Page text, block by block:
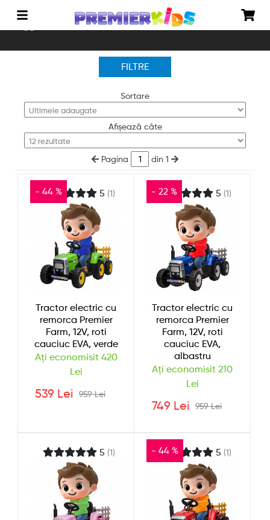
Vehicule electrice Tractoare electrice
FILTRE
Sortare
Afișează câte
Pagina din 1
- 44 % 5 (1)
Tractor electric cu
remorca Premier
Farm, 12V, roti
cauciuc EVA, verde
Ați economisit 420
Lei
959 Lei
539 Lei
- 22 % 5 (1)
Tractor electric cu
remorca Premier
Farm, 12V, roti
cauciuc EVA,
albastru
Ați economisit 210
Lei
959 Lei
749 Lei
5 (1) - 44 % 5 (1)